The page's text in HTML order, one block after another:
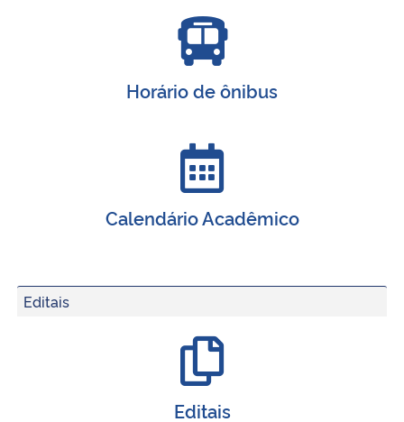
Horário de ônibus
Calendário Acadêmico
Editais
Editais